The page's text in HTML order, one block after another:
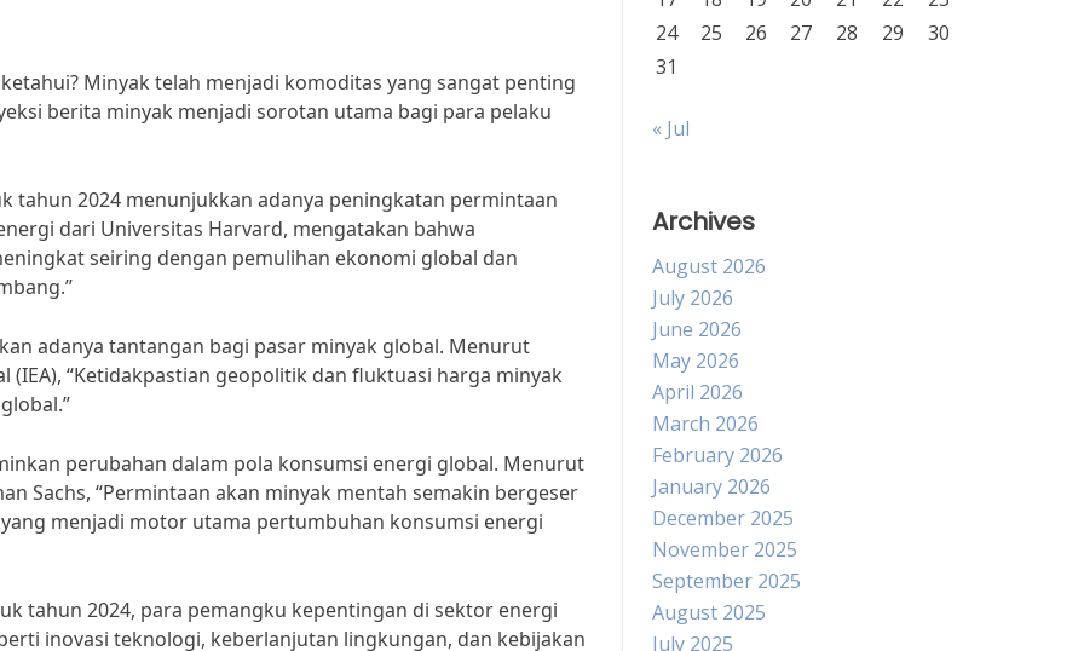
Minyak telah menjadi komoditas yang sangat penting
berita minyak menjadi sorotan utama bagi para pelaku
tahun 2024 menunjukkan adanya peningkatan permintaan
dari Universitas Harvard, mengatakan bahwa
seiring dengan pemulihan ekonomi global dan
adanya tantangan bagi pasar minyak global. Menurut
“Ketidakpastian geopolitik dan fluktuasi harga minyak
perubahan dalam pola konsumsi energi global. Menurut
Sachs, “Permintaan akan minyak mentah semakin bergeser
menjadi motor utama pertumbuhan konsumsi energi
tahun 2024, para pemangku kepentingan di sektor energi
inovasi teknologi, keberlanjutan lingkungan, dan kebijakan
24
25 26 27 28 29
30
31
« Jul
Archives
August 2026
July 2026
June 2026
May 2026
April 2026
March 2026
February 2026
January 2026
December 2025
November 2025
September 2025
August 2025
July 2025